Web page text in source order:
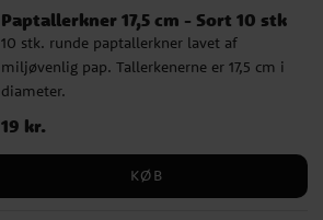
Paptallerkner 17,5 cm - Sort 10 stk
10 stk. runde paptallerkner lavet af
miljøvenlig pap. Tallerkenerne er 17,5 cm i
diameter.
Pris:19 kr.
19 kr.
KØB